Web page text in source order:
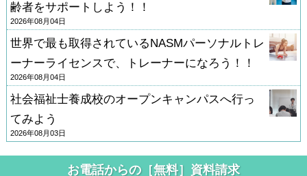
齢者をサポートしよう！！
2026年08月04日
世界で最も取得されているNASMパーソナルトレ
ーナーライセンスで、トレーナーになろう！！
2026年08月04日
社会福祉士養成校のオープンキャンパスへ行っ
てみよう
2026年08月03日
お電話からの［無料］資料請求